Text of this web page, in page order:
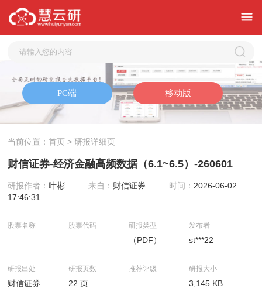
当前位置：首页 > 研报详细页
财信证券-经济金融高频数据（6.1~6.5）-260601
研报作者：叶彬 来自： 财信证券 时间： 2026-06-02
17:46:31
股票名称 股票代码 研报类型
（PDF）
发布者
st***22
研报出处
财信证券
研报页数
22 页
推荐评级 研报大小
3,145 KB